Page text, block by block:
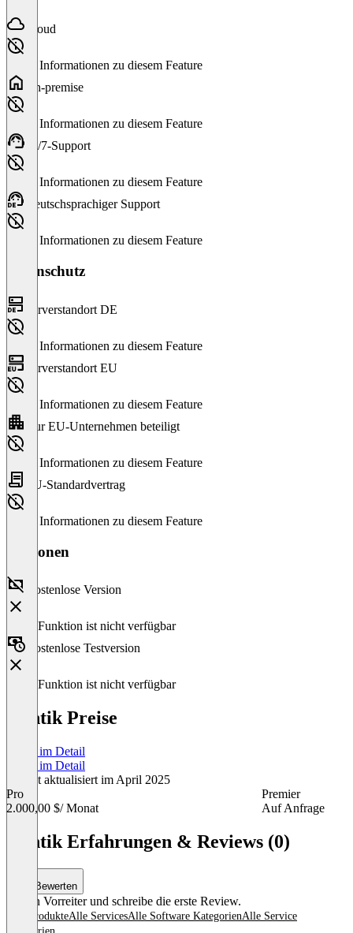
Cloud
Keine Informationen zu diesem Feature
On-premise
Keine Informationen zu diesem Feature
24/7-Support
Keine Informationen zu diesem Feature
Deutschsprachiger Support
Keine Informationen zu diesem Feature
Datenschutz
Serverstandort DE
Keine Informationen zu diesem Feature
Serverstandort EU
Keine Informationen zu diesem Feature
Nur EU-Unternehmen beteiligt
Keine Informationen zu diesem Feature
EU-Standardvertrag
Keine Informationen zu diesem Feature
Versionen
Kostenlose Version
Diese Funktion ist nicht verfügbar
Kostenlose Testversion
Diese Funktion ist nicht verfügbar
Kentik Preise
Preise im Detail
Preise im Detail
Zuletzt aktualisiert im April 2025
Pro
2.000,00 $/ Monat
Premier
Auf Anfrage
Kentik Erfahrungen & Reviews (0)
Bewerten
Sei ein Vorreiter und schreibe die erste Review.
Alle ProdukteAlle ServicesAlle Software KategorienAlle Service